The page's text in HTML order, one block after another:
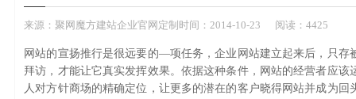
来源： 聚网魔方建站企业官网定制 时间：2014-10-23 阅读：4425
网站的宣扬推行是很远要的—项任务，企业网站建立起来后，只存
拜访，才能让它真实发挥效果。依据这种条件，网站的经营者应该
人对方针商场的精确定位，让更多的潜在的客户晓得网站并成为回